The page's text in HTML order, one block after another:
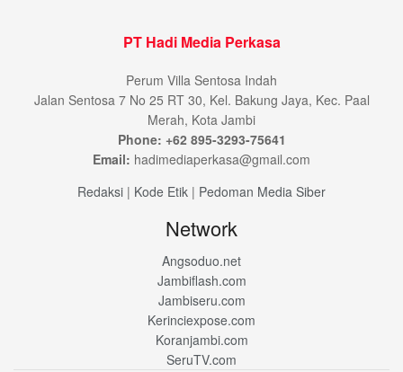
PT Hadi Media Perkasa
Perum Villa Sentosa Indah
Jalan Sentosa 7 No 25 RT 30, Kel. Bakung Jaya, Kec. Paal
Merah, Kota Jambi
Phone: +62 895-3293-75641
Email: hadimediaperkasa@gmail.com
Redaksi | Kode Etik | Pedoman Media Siber
Network
Angsoduo.net
Jambiflash.com
Jambiseru.com
Kerinciexpose.com
Koranjambi.com
SeruTV.com